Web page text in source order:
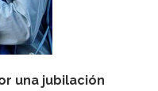
una jubilación